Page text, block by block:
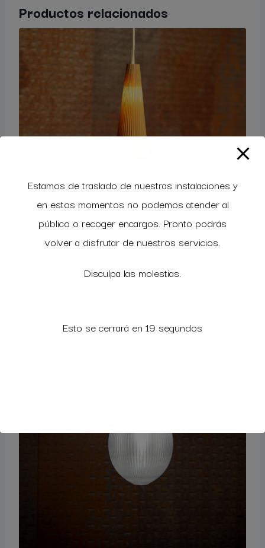
Productos relacionados
Estamos de traslado de nuestras instalaciones y
en estos momentos no podemos atender al
público o recoger encargos. Pronto podrás
volver a disfrutar de nuestros servicios.
Disculpa las molestias.
Esto se cerrará en 18 segundos